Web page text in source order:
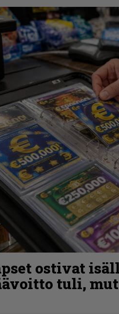
ostivat
tuli,